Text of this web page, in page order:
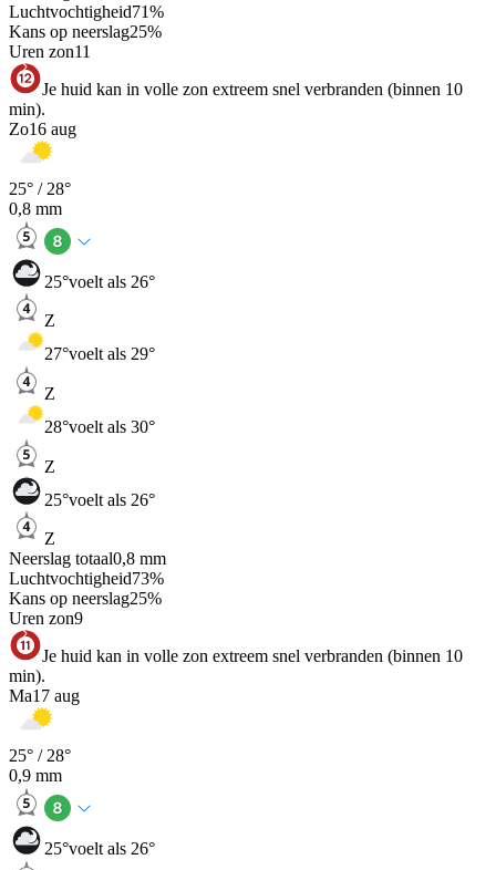
Luchtvochtigheid71%
Kans op neerslag25%
Uren zon11
Je huid kan in volle zon extreem snel verbranden (binnen 10
min).
Zo16 aug
25° / 28°
0,8 mm
25°voelt als 26°
Z
27°voelt als 29°
Z
28°voelt als 30°
Z
25°voelt als 26°
Z
Neerslag totaal0,8 mm
Luchtvochtigheid73%
Kans op neerslag25%
Uren zon9
Je huid kan in volle zon extreem snel verbranden (binnen 10
min).
Ma17 aug
25° / 28°
0,9 mm
25°voelt als 26°